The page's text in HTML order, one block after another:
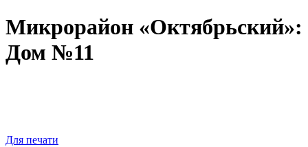
Микрорайон «Октябрьский»:
Дом №11
Для печати